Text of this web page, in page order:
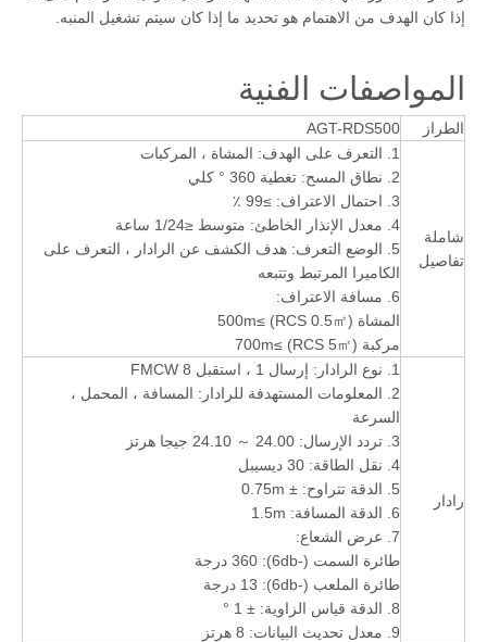
إذا كان الهدف من الاهتمام هو تحديد ما إذا كان سيتم تشغيل المنبه.
المواصفات الفنية
الطراز AGT-RDS500
شاملة
تفاصيل
1. التعرف على الهدف: المشاة ، المركبات
2. نطاق المسح: تغطية 360 ° كلي
3. احتمال الاعتراف: ≥99 ٪
4. معدل الإنذار الخاطئ: متوسط ​​≤1/24 ساعة
5. الوضع التعرف: هدف الكشف عن الرادار ، التعرف على
الكاميرا المرتبط وتتبعه
6. مسافة الاعتراف:
المشاة (RCS 0.5㎡) ≥500m
مركبة (RCS 5㎡) ≥700m
رادار
1. نوع الرادار: إرسال 1 ، استقبل 8 FMCW
2. المعلومات المستهدفة للرادار: المسافة ، المحمل ،
السرعة
3. تردد الإرسال: 24.00 ～ 24.10 جيجا هرتز
4. نقل الطاقة: 30 ديسيبل
5. الدقة تتراوح: ± 0.75m
6. الدقة المسافة: 1.5m
7. عرض الشعاع:
طائرة السمت (-6db): 360 درجة
طائرة الملعب (-6db): 13 درجة
8. الدقة قياس الزاوية: ± 1 °
9. معدل تحديث البيانات: 8 هرتز